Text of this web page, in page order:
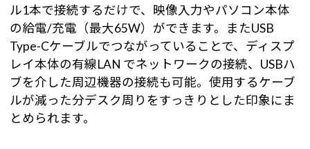
ル1本で接続するだけで、映像入力やパソコン本体
の給電/充電（最大65W）ができます。またUSB
Type-Cケーブルでつながっていることで、ディスプ
レイ本体の有線LAN でネットワークの接続、USBハ
ブを介した周辺機器の接続も可能。使用するケーブ
ルが減った分デスク周りをすっきりとした印象にま
とめられます。